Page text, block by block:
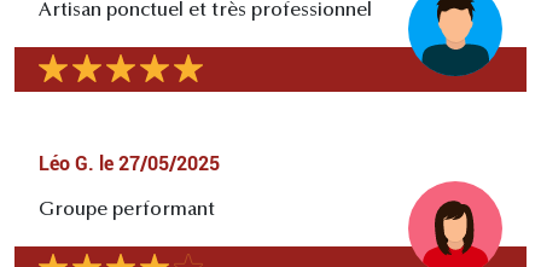
Artisan ponctuel et très professionnel
Léo G. le 27/05/2025
Groupe performant